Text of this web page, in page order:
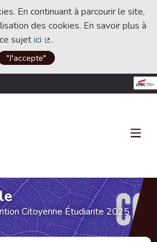
En continuant à parcourir le site,
des cookies. En savoir plus à
ce sujetici
(Lien externe)
.
"J'accepte"
Citoyenne Étudiante 2025